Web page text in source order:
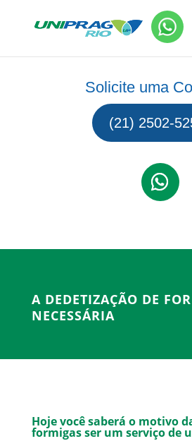
Solicite uma
(21) 2502-
A DEDETIZAÇÃO DE
NECESSÁRIA
Hoje você saberá o motivo
formigas ser um serviço de